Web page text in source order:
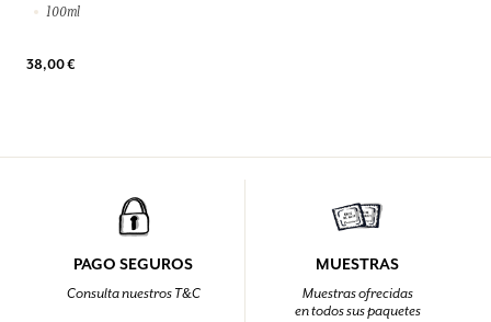
100ml
38,00 €
PAGO SEGUROS
Consulta nuestros T&C
MUESTRAS
Muestras ofrecidas
en todos sus paquetes